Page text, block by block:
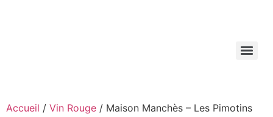
Accueil / Vin Rouge / Maison Manchès – Les Pimotins